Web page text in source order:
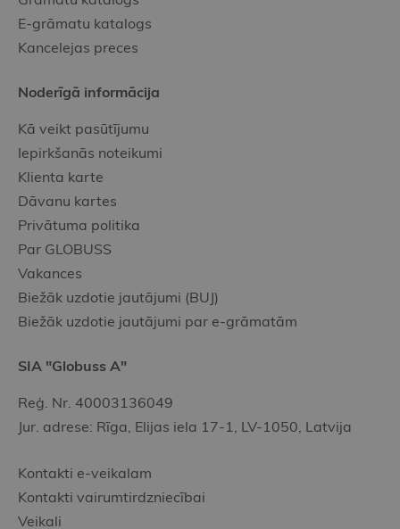
E-grāmatu katalogs
Kancelejas preces
Noderīgā informācija
Kā veikt pasūtījumu
Iepirkšanās noteikumi
Klienta karte
Dāvanu kartes
Privātuma politika
Par GLOBUSS
Vakances
Biežāk uzdotie jautājumi (BUJ)
Biežāk uzdotie jautājumi par e-grāmatām
SIA "Globuss A"
Reģ. Nr. 40003136049
Jur. adrese: Rīga, Elijas iela 17-1, LV-1050, Latvija
Kontakti e-veikalam
Kontakti vairumtirdzniecībai
Veikali